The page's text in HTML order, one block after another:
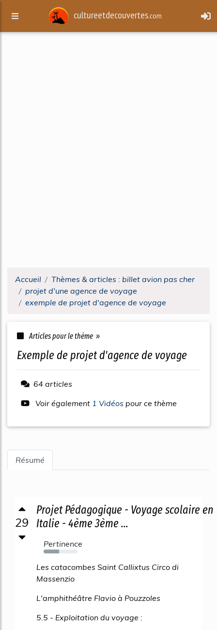
cultureetdecouvertes.com
Accueil
Thèmes & articles : billet avion pas cher
projet d'une agence de voyage
exemple de projet d'agence de voyage
Articles pour le thème »
exemple de projet d'agence de voyage
64 articles
Voir également 1 Vidéos pour ce thème
Résumé
29
Projet Pédagogique - Voyage scolaire en
Italie - 4ème 3ème ...
Pertinence
46%
Les catacombes Saint Callixtus Circo di
Massenzio
L'amphithéâtre Flavio à Pouzzoles
5.5 - Exploitation du voyage :